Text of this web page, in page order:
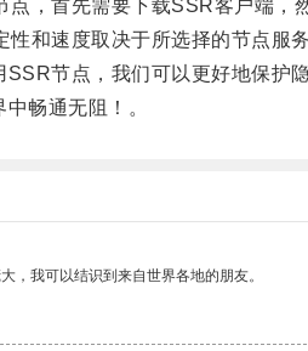
首先需要下载SSR客户端，
和速度取决于所选择的节点服
节点，我们可以更好地保护
畅通无阻！。
，我可以结识到来自世界各地的朋友。